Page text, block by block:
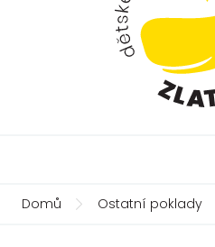
Domů Ostatní poklady